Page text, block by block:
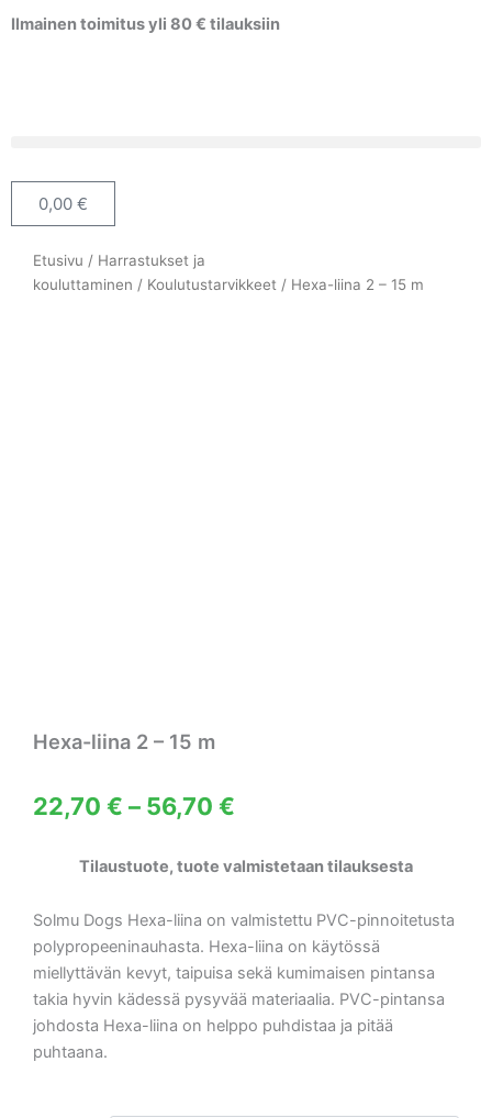
Ilmainen toimitus yli 80 € tilauksiin
0,00 €
Etusivu / Harrastukset ja
kouluttaminen / Koulutustarvikkeet / Hexa-liina 2 – 15 m
Hexa-liina 2 – 15 m
22,70 € – 56,70 €
56,70 €
Tilaustuote, tuote valmistetaan tilauksesta
Solmu Dogs Hexa-liina on valmistettu PVC-pinnoitetusta
polypropeeninauhasta. Hexa-liina on käytössä
miellyttävän kevyt, taipuisa sekä kumimaisen pintansa
takia hyvin kädessä pysyvää materiaalia. PVC-pintansa
johdosta Hexa-liina on helppo puhdistaa ja pitää
puhtaana.